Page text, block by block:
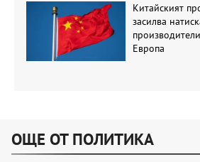
Китайският
засилва
Европа
ОЩЕ ОТ ПОЛИТИКА